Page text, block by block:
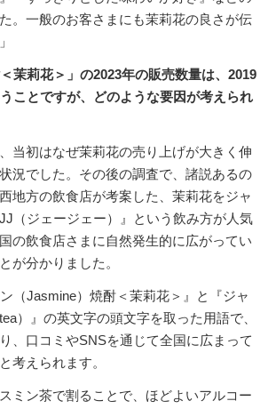
。一般のお客さまにも茉莉花の良さが伝
茉莉花＞」の2023年の販売数量は、2019
ことですが、どのような要因が考えられ
当初はなぜ茉莉花の売り上げが大きく伸
況でした。その後の調査で、諸説あるの
地方の飲食店が考案した、茉莉花をジャ
（ジェージェー）』という飲み方が人気
の飲食店さまに自然発生的に広がってい
が分かりました。
（Jasmine）焼酎＜茉莉花＞』と『ジャ
）』の英文字の頭文字を取った用語で、
、口コミやSNSを通じて全国に広まって
考えられます。
ミン茶で割ることで、ほどよいアルコー